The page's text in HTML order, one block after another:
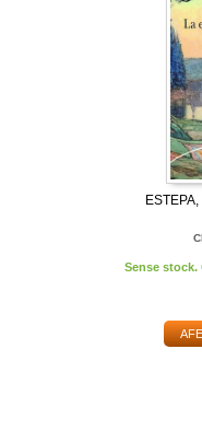
Sense